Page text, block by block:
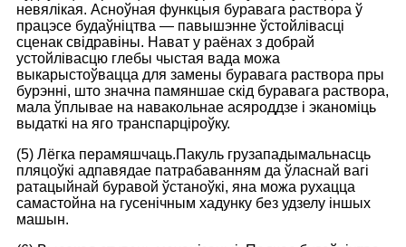
невялікая. Асноўная функцыя буравага раствора ў
працэсе будаўніцтва — павышэнне ўстойлівасці
сценак свідравіны. Нават у раёнах з добрай
устойлівасцю глебы чыстая вада можа
выкарыстоўвацца для замены буравага раствора пры
бурэнні, што значна памяншае скід буравага раствора,
мала ўплывае на навакольнае асяроддзе і эканоміць
выдаткі на яго транспарціроўку.
(5) Лёгка перамяшчаць.Пакуль грузападымальнасць
пляцоўкі адпавядае патрабаванням да ўласнай вагі
ратацыйнай буравой ўстаноўкі, яна можа рухацца
самастойна на гусенічным хадунку без удзелу іншых
машын.